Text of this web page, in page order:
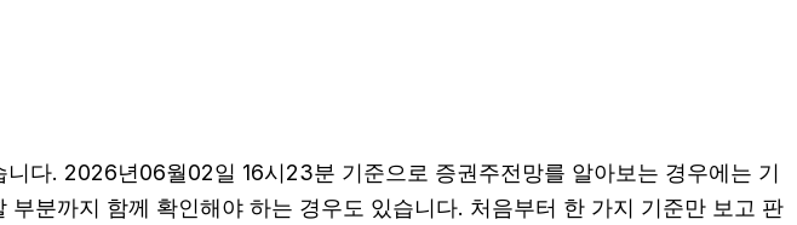
다. 2026년06월02일 16시23분 기준으로 증권주전망를 알아보는 경우에는 기
분까지 함께 확인해야 하는 경우도 있습니다. 처음부터 한 가지 기준만 보고 판